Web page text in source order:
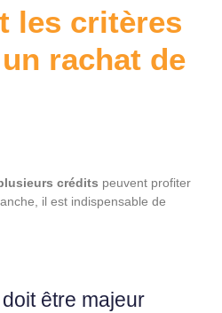
les critères
rachat de
crédits peuvent profiter
il est indispensable de
être majeur